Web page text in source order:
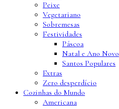
Peixe
Vegetariano
Sobremesas
Festividades
Páscoa
Natal e Ano Novo
Santos Populares
Extras
Zero desperdício
Cozinhas do Mundo
Americana